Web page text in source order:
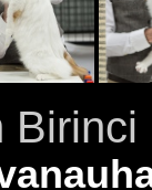
Birinci